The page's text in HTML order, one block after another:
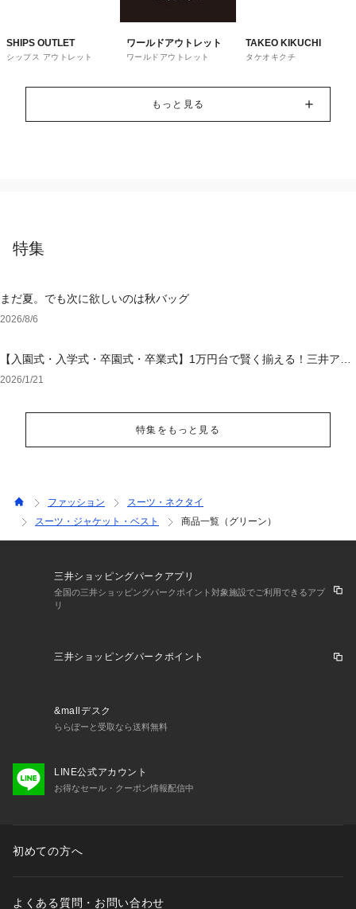
SHIPS OUTLET
シップス アウトレット
ワールドアウトレット
ワールドアウトレット
TAKEO KIKUCHI
タケオキクチ
もっと見る
特集
まだ夏。でも次に欲しいのは秋バッグ
2026/8/6
【入園式・入学式・卒園式・卒業式】1万円台で賢く揃える！三井アウ
トレットパーク オンラインで選ぶ「失敗しないセレモニー服」
2026/1/21
特集をもっと見る
ファッション
スーツ・ネクタイ
スーツ・ジャケット・ベスト
商品一覧（グリーン）
三井ショッピングパークアプリ
全国の三井ショッピングパークポイント対象施設でご利用できるアプ
リ
三井ショッピングパークポイント
&mallデスク
ららぽーと受取なら送料無料
LINE公式アカウント
お得なセール・クーポン情報配信中
初めての方へ
よくある質問・お問い合わせ